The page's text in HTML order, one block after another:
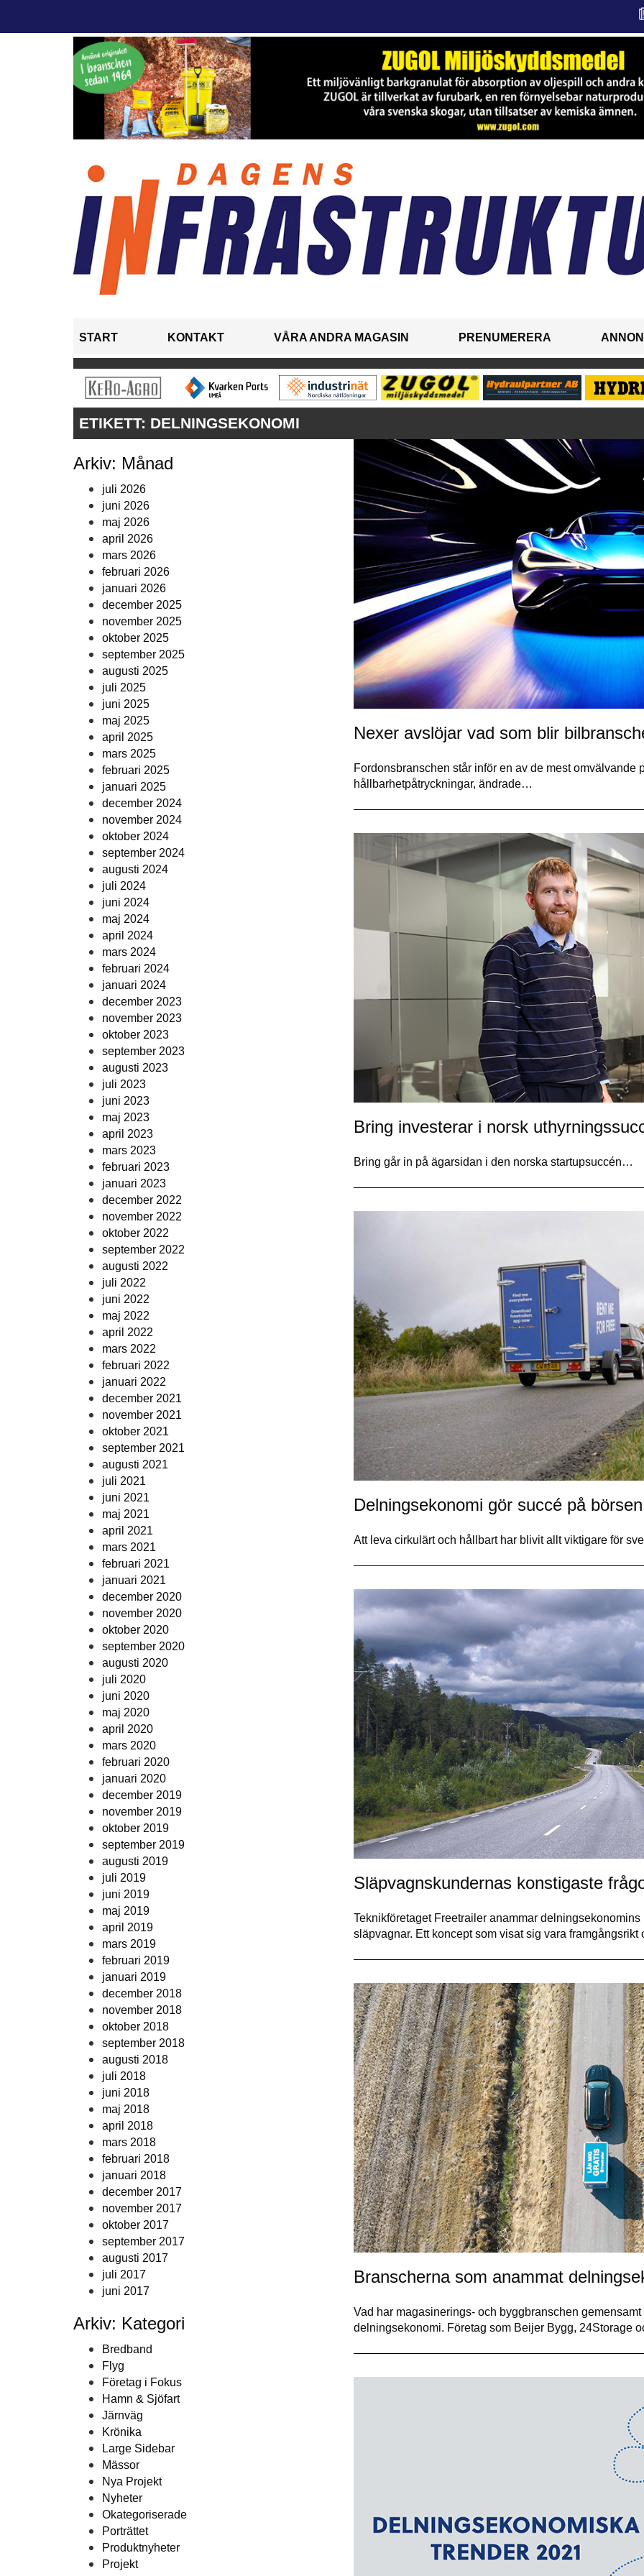
START KONTAKT VÅRA ANDRA MAGASIN PRENUMERERA
ETIKETT: DELNINGSEKONOMI
Arkiv: Månad
juli 2026
juni 2026
maj 2026
april 2026
mars 2026
februari 2026
januari 2026
december 2025
november 2025
oktober 2025
september 2025
augusti 2025
juli 2025
juni 2025
maj 2025
april 2025
mars 2025
februari 2025
januari 2025
december 2024
november 2024
oktober 2024
september 2024
augusti 2024
juli 2024
juni 2024
maj 2024
april 2024
mars 2024
februari 2024
januari 2024
december 2023
november 2023
oktober 2023
september 2023
augusti 2023
juli 2023
juni 2023
maj 2023
april 2023
mars 2023
februari 2023
januari 2023
december 2022
november 2022
oktober 2022
september 2022
augusti 2022
juli 2022
juni 2022
maj 2022
april 2022
mars 2022
februari 2022
januari 2022
december 2021
november 2021
oktober 2021
september 2021
augusti 2021
juli 2021
juni 2021
maj 2021
april 2021
mars 2021
februari 2021
januari 2021
december 2020
november 2020
oktober 2020
september 2020
augusti 2020
juli 2020
juni 2020
maj 2020
april 2020
mars 2020
februari 2020
januari 2020
december 2019
november 2019
oktober 2019
september 2019
augusti 2019
juli 2019
juni 2019
maj 2019
april 2019
mars 2019
februari 2019
januari 2019
december 2018
november 2018
oktober 2018
september 2018
augusti 2018
juli 2018
juni 2018
maj 2018
april 2018
mars 2018
februari 2018
januari 2018
december 2017
november 2017
oktober 2017
september 2017
augusti 2017
juli 2017
juni 2017
Arkiv: Kategori
Bredband
Flyg
Företag i Fokus
Hamn & Sjöfart
Järnväg
Krönika
Large Sidebar
Mässor
Nya Projekt
Nyheter
Okategoriserade
Porträttet
Produktnyheter
Projekt
Nexer avslöjar vad som blir
Fordonsbranschen står inför en av de mest omvälvande
hållbarhetpåtryckningar, ändrade…
Bring investerar i norsk
Bring går in på ägarsidan i den norska startupsuccén…
Delningsekonomi gör succé på börsen
Att leva cirkulärt och hållbart har blivit allt viktigare för
Släpvagnskundernas konstigaste
Teknikföretaget Freetrailer anammar
släpvagnar. Ett koncept som visat sig vara
Branscherna som anammat
Vad har magasinerings- och byggbranschen
delningsekonomi. Företag som Beijer Bygg, 24Storage